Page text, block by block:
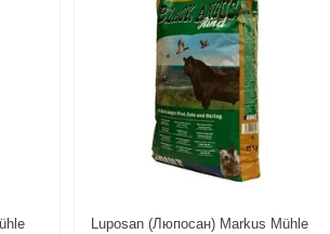
Luposan (Люпосан) Markus Mühle